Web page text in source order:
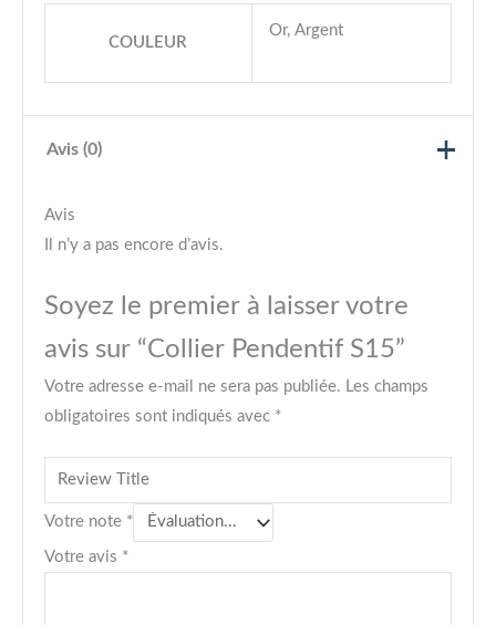
COULEUR
Or, Argent
Avis (0)
Avis
Il n’y a pas encore d’avis.
Soyez le premier à laisser votre
avis sur “Collier Pendentif S15”
Votre adresse e-mail ne sera pas publiée. Les champs
obligatoires sont indiqués avec *
Votre note *
Votre avis *